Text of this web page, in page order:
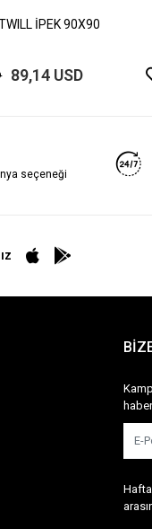
İPEK 90X90
89,14 USD
seçeneği